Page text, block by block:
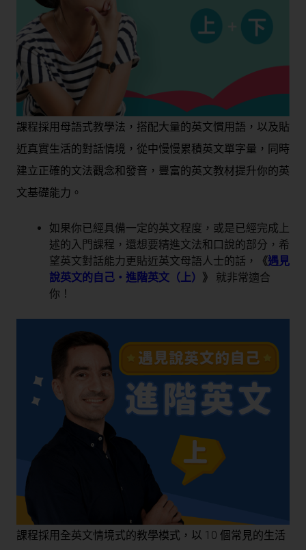
課程採用母語式教學法，搭配大量的英文慣用語，以及貼
近真實生活的對話情境，從中慢慢累積英文單字量，同時
建立正確的文法觀念和發音，豐富的英文教材提升你的英
文基礎能力。
如果你已經具備一定的英文程度，或是已經完成上
述的入門課程，還想要精進文法和口說的部分，希
望英文對話能力更貼近英文母語人士的話，
《遇見
說英文的自己・進階英文（上） 》
就非常適合
你！
課程採用全英文情境式的教學模式，以 10 個常見的生活